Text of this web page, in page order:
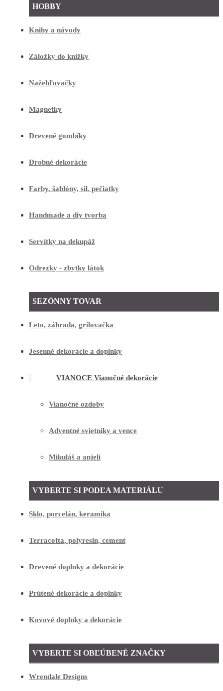
HOBBY
Knihy a návody
Záložky do knižky
Nažehľovačky
Magnetky
Drevené gombíky
Drobné dekorácie
Farby, šablóny, sil. pečiatky
Handmade a diy tvorba
Servítky na dekupáž
Odrezky - zbytky látok
SEZÓNNY TOVAR
Leto, záhrada, grilovačka
Jesenné dekorácie a doplnky
VIANOCE Vianočné dekorácie
Vianočné ozdoby
Adventné svietniky a vence
Mikuláš a anjeli
VYBERTE SI PODĽA MATERIÁLU
Sklo, porcelán, keramika
Terracotta, polyresin, cement
Drevené doplnky a dekorácie
Prútené dekorácie a doplnky
Kovové doplnky a dekorácie
VYBERTE SI OBĽÚBENÉ ZNAČKY
Wrendale Designs